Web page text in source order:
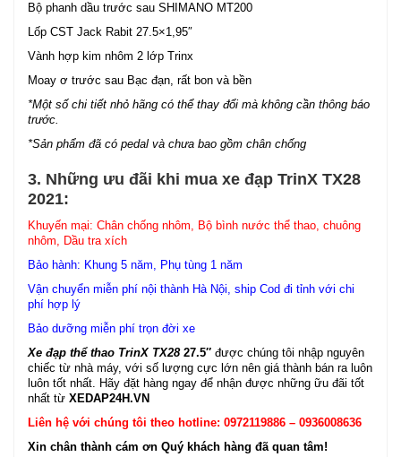
Bộ phanh dầu trước sau SHIMANO MT200
Lốp CST Jack Rabit 27.5×1,95″
Vành hợp kim nhôm 2 lớp Trinx
Moay ơ trước sau Bạc đạn, rất bon và bền
*Một số chi tiết nhỏ hãng có thể thay đổi mà không cần thông báo
trước.
*Sản phẩm đã có pedal và chưa bao gồm chân chống
3. Những ưu đãi khi mua xe đạp TrinX TX28
2021:
Khuyến mại: Chân chống nhôm, Bộ bình nước thể thao, chuông
nhôm, Dầu tra xích
Bảo hành: Khung 5 năm, Phụ tùng 1 năm
Vận chuyển miễn phí nội thành Hà Nội, ship Cod đi tỉnh với chi
phí hợp lý
Bảo dưỡng miễn phí trọn đời xe
Xe đạp thể thao TrinX TX28 27.5″ được chúng tôi nhập nguyên
chiếc từ nhà máy, với số lượng cực lớn nên giá thành bán ra luôn
luôn tốt nhất. Hãy đặt hàng ngay để nhận được những ữu đãi tốt
nhất từ XEDAP24H.VN
Liên hệ với chúng tôi theo hotline: 0972119886 – 0936008636
Xin chân thành cám ơn Quý khách hàng đã quan tâm!